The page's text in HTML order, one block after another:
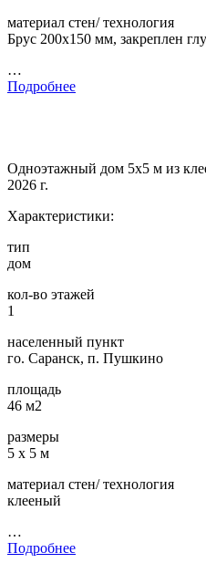
материал стен/ технология
Брус 200х150 мм, закреплен
…
Подробнее
Одноэтажный дом 5х5 м из
2026 г.
Характеристики:
тип
дом
кол-во этажей
1
населенный пункт
го. Саранск, п. Пушкино
площадь
46 м2
размеры
5 х 5 м
материал стен/ технология
клееный
…
Подробнее